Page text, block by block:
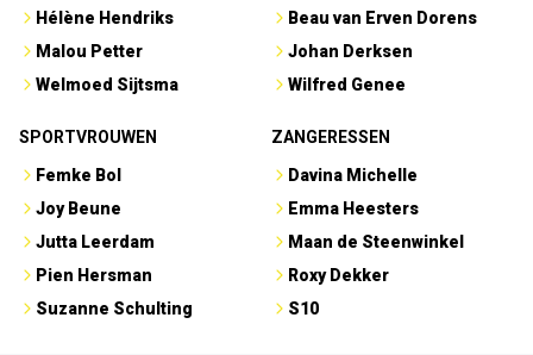
Hélène Hendriks
Malou Petter
Welmoed Sijtsma
Beau van Erven Dorens
Johan Derksen
Wilfred Genee
SPORTVROUWEN
Femke Bol
Joy Beune
Jutta Leerdam
Pien Hersman
Suzanne Schulting
ZANGERESSEN
Davina Michelle
Emma Heesters
Maan de Steenwinkel
Roxy Dekker
S10